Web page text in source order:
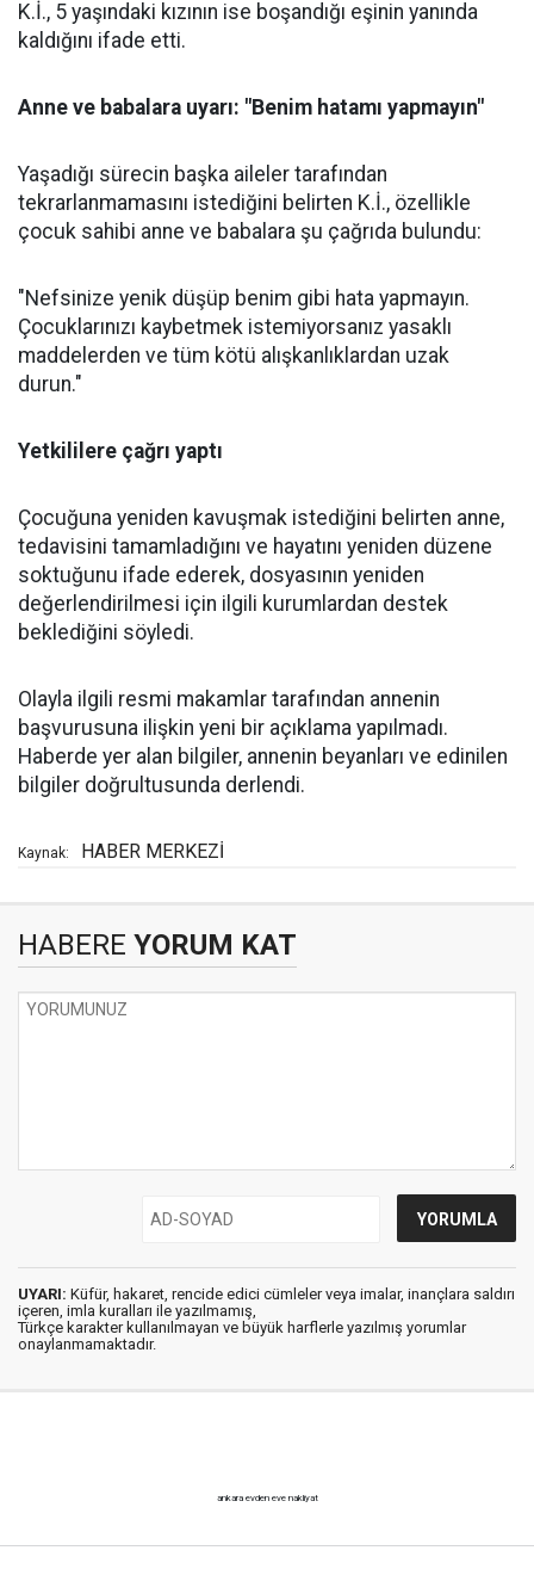
K.İ., 5 yaşındaki kızının ise boşandığı eşinin yanında
kaldığını ifade etti.
Anne ve babalara uyarı: "Benim hatamı yapmayın"
Yaşadığı sürecin başka aileler tarafından
tekrarlanmamasını istediğini belirten K.İ., özellikle
çocuk sahibi anne ve babalara şu çağrıda bulundu:
"Nefsinize yenik düşüp benim gibi hata yapmayın.
Çocuklarınızı kaybetmek istemiyorsanız yasaklı
maddelerden ve tüm kötü alışkanlıklardan uzak
durun."
Yetkililere çağrı yaptı
Çocuğuna yeniden kavuşmak istediğini belirten anne,
tedavisini tamamladığını ve hayatını yeniden düzene
soktuğunu ifade ederek, dosyasının yeniden
değerlendirilmesi için ilgili kurumlardan destek
beklediğini söyledi.
Olayla ilgili resmi makamlar tarafından annenin
başvurusuna ilişkin yeni bir açıklama yapılmadı.
Haberde yer alan bilgiler, annenin beyanları ve edinilen
bilgiler doğrultusunda derlendi.
Kaynak: HABER MERKEZİ
HABERE YORUM KAT
UYARI: Küfür, hakaret, rencide edici cümleler veya imalar, inançlara saldırı
içeren, imla kuralları ile yazılmamış,
Türkçe karakter kullanılmayan ve büyük harflerle yazılmış yorumlar
onaylanmamaktadır.
ankara evden eve nakliyat